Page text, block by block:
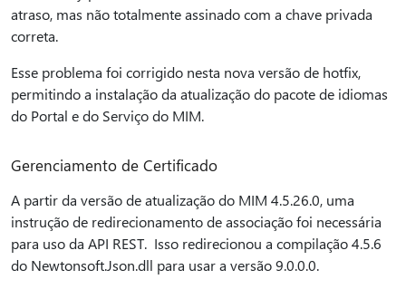
atraso, mas não totalmente assinado com a chave privada
correta.
Esse problema foi corrigido nesta nova versão de hotfix,
permitindo a instalação da atualização do pacote de idiomas
do Portal e do Serviço do MIM.
Gerenciamento de Certificado
A partir da versão de atualização do MIM 4.5.26.0, uma
instrução de redirecionamento de associação foi necessária
para uso da API REST. Isso redirecionou a compilação 4.5.6
do Newtonsoft.Json.dll para usar a versão 9.0.0.0.